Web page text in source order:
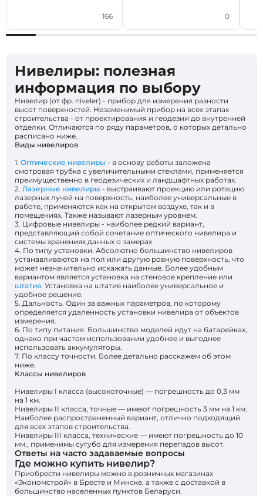
166 0
Нивелиры: полезная
информация по выбору
Нивелир (от фр. niveler) - прибор для измерения разности
высот поверхностей. Незаменимый прибор на всех этапах
строительства - от проектирования и геодезии до внутренней
отделки. Отличаются по ряду параметров, о которых детально
расписано ниже.
Виды нивелиров
1. Оптические нивелиры - в основу работы заложена
смотровая трубка с увеличительными стеклами, применяется
преимущественно в геодезических и ландшафтных работах.
2. Лазерные нивелиры - выстраивают проекцию или ротацию
лазерных лучей на поверхность, наиболее универсальные в
работе, применяются как на открытом воздухе, так и в
помещениях. Также называют лазерным уровнем.
3. Цифровые нивелиры - наиболее редкий вариант,
представляющий собой сочетание оптического нивелира и
системы хранениях данных о замерах.
4. По типу установки. Абсолютно большинство нивелиров
устанавливаются на пол или другую ровную поверхность, что
может незначительно искажать данные. Более удобным
вариантом является установка на стеновое крепление или
штатив. Установка на штатив наиболее универсальное и
удобное решение.
5. Дальность. Один за важных параметров, по которому
определяется удаленность установки нивелира от объектов
измерения.
6. По типу питания. Большинство моделей идут на батарейках,
однако при частом использовании удобнее и выгоднее
использовать аккумуляторы.
7. По классу точности. Более детально расскажем об этом
ниже.
Классы нивелиров
Нивелиры I класса (высокоточные) — погрешность до 0,3 мм
на 1 км.
Нивелиры II класса, точные — имеют погрешность 3 мм на 1 км.
Наиболее распространенный вариант, отлично подходящий
для всех этапов строительства.
Нивелиры III класса, технические — имеют погрешность до 10
мм., применимы сугубо для измерения перепадов высот.
Ответы на часто задаваемые вопросы
Где можно купить нивелир?
Приобрести нивелиры можно в розничных магазинах
«Экономстрой» в Бресте и Минске, а также с доставкой в
большинство населенных пунктов Беларуси.